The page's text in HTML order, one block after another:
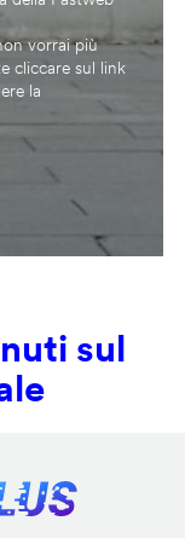
vorrai più
cliccare sul link
la
sul